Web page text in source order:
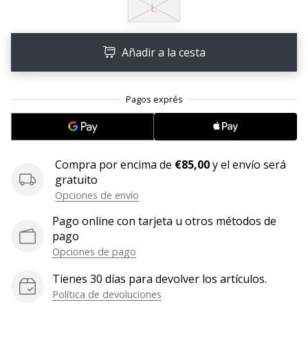
consideras
queremos
nuestro
equipo!
Mostrar
todos
artículos
L
Añadir a la cesta
Compra por encima de €85,00y el envío será
gratuito
Opciones de envío
Pago online con tarjeta u otros métodos de
pago
Opciones de pago
Tienes 30 días para devolver los artículos.
Política de devoluciones